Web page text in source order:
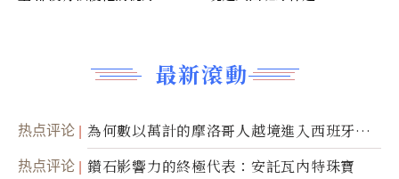
最新滾動
热点评论
為何數以萬計的摩洛哥人越境進入西班牙休
達
热点评论 鑽石影響力的終極代表：安託瓦內特珠寶